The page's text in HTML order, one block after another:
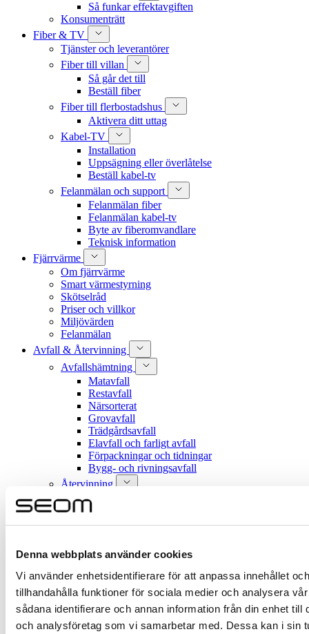
Denna webbplats använder cookies
Vi använder enhetsidentifierare för att anpassa innehållet
tillhandahålla funktioner för sociala medier och analysera
sådana identifierare och annan information från din enhet till
och analysföretag som vi samarbetar med. Dessa kan i sin
Så funkar effektavgiften
Konsumenträtt
Fiber & TV
Tjänster och leverantörer
Fiber till villan
Så går det till
Beställ fiber
Fiber till flerbostadshus
Aktivera ditt uttag
Kabel-TV
Installation
Uppsägning eller överlåtelse
Beställ kabel-tv
Felanmälan och support
Felanmälan fiber
Felanmälan kabel-tv
Byte av fiberomvandlare
Teknisk information
Fjärrvärme
Om fjärrvärme
Smart värmestyrning
Skötselråd
Priser och villkor
Miljövärden
Felanmälan
Avfall & Återvinning
Avfallshämtning
Matavfall
Restavfall
Närsorterat
Grovavfall
Trädgårdsavfall
Elavfall och farligt avfall
Förpackningar och tidningar
Bygg- och rivningsavfall
Återvinning
Mobila återvinningscentralen
Återvinningsstationer
Återvinningscentraler
Container
Storsäck
Skyltar och informationsmaterial
Avgifter och regler
Regler för avfallshantering
Sommartips för ditt matavfall
Vatten & Avlopp